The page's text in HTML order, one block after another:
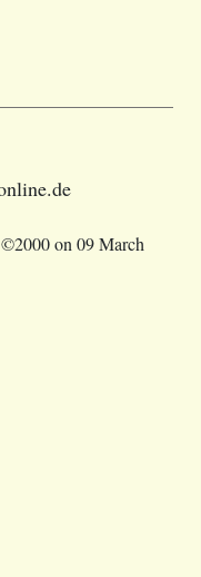
©2000 on 09 March